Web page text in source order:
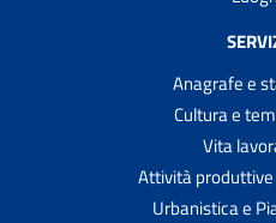
Anagrafe e
Cultura e
Vita
Attività
Urbanistica e